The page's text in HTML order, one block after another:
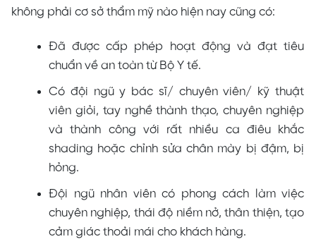
không phải cơ sở thẩm mỹ nào hiện nay cũng có:
Đã được cấp phép hoạt động và đạt tiêu
chuẩn về an toàn từ Bộ Y tế.
Có đội ngũ y bác sĩ/ chuyên viên/ kỹ thuật
viên giỏi, tay nghề thành thạo, chuyên nghiệp
và thành công với rất nhiều ca điêu khắc
shading hoặc chỉnh sửa chân mày bị đậm, bị
hỏng.
Đội ngũ nhân viên có phong cách làm việc
chuyên nghiệp, thái độ niềm nở, thân thiện, tạo
cảm giác thoải mái cho khách hàng.